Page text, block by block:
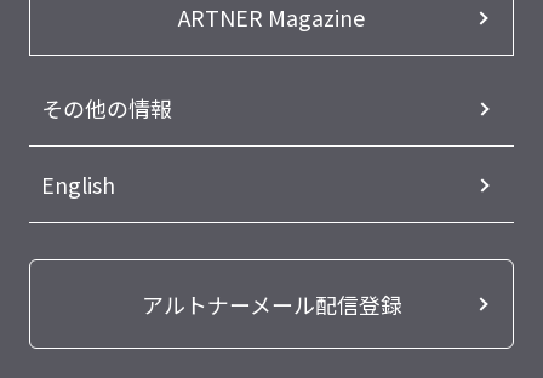
ARTNER Magazine
その他の情報
English
アルトナーメール配信登録